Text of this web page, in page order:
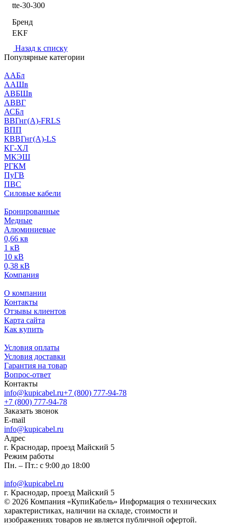
tte-30-300
Бренд
EKF
Назад к списку
Популярные категории
ААБл
ААШв
АВБШв
АВВГ
АСБл
ВВГнг(А)-FRLS
ВПП
КВВГнг(А)-LS
КГ-ХЛ
МКЭШ
РГКМ
ПуГВ
ПВС
Силовые кабели
Бронированные
Медные
Алюминиевые
0,66 кв
1 кВ
10 кВ
0,38 кВ
Компания
О компании
Контакты
Отзывы клиентов
Карта сайта
Как купить
Условия оплаты
Условия доставки
Гарантия на товар
Вопрос-ответ
Контакты
info@kupicabel.ru+7 (800) 777-94-78
+7 (800) 777-94-78
Заказать звонок
E-mail
info@kupicabel.ru
Адрес
г. Краснодар, проезд Майский 5
Режим работы
Пн. – Пт.: с 9:00 до 18:00
info@kupicabel.ru
г. Краснодар, проезд Майский 5
© 2026 Компания «КупиКабель» Информация о технических
характеристиках, наличии на складе, стоимости и
изображениях товаров не является публичной офертой.